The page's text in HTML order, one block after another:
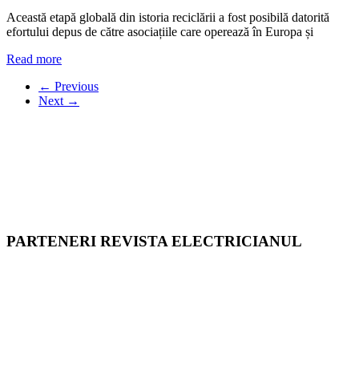
Această etapă globală din istoria reciclării a fost posibilă datorită
efortului depus de către asociațiile care operează în Europa și
Read more
← Previous
Next →
PARTENERI REVISTA ELECTRICIANUL